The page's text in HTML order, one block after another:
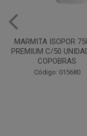
HAMBURGUEIRA
CH-002A COPOBRAS
Código: 037536